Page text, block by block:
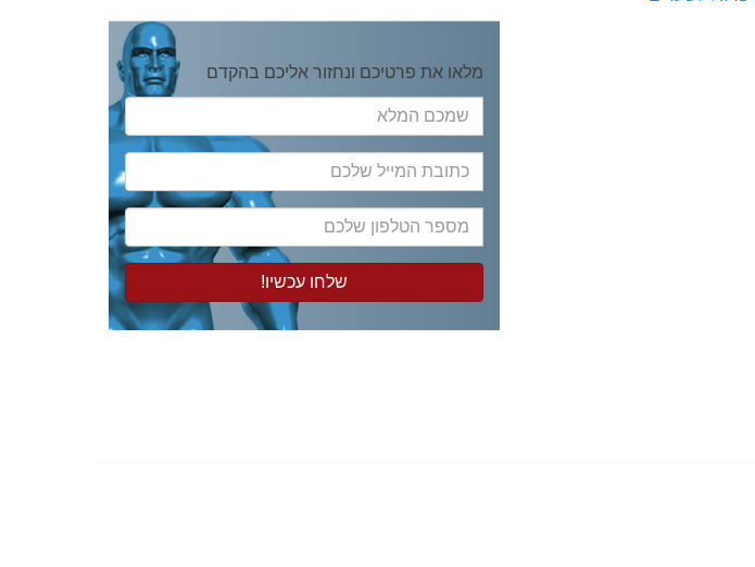
מלאו את פרטיכם ונחזור אליכם בהקדם
שמכם
המלא
כתובת
המייל
שלכם
מספר
הטלפון
שלכם